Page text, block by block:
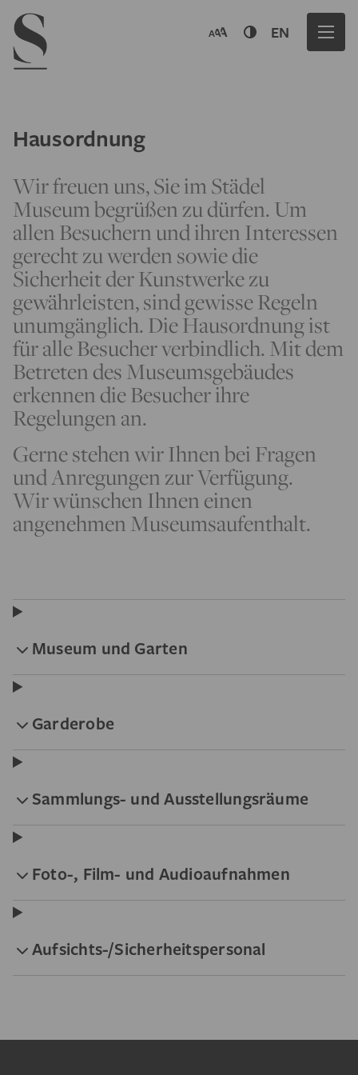
Navigation menu
EN
Hausordnung
Wir freuen uns, Sie im Städel
Museum begrüßen zu dürfen. Um
allen Besuchern und ihren Interessen
gerecht zu werden sowie die
Sicherheit der Kunstwerke zu
gewährleisten, sind gewisse Regeln
unumgänglich. Die Hausordnung ist
für alle Besucher verbindlich. Mit dem
Betreten des Museumsgebäudes
erkennen die Besucher ihre
Regelungen an.
Gerne stehen wir Ihnen bei Fragen
und Anregungen zur Verfügung.
Wir wünschen Ihnen einen
angenehmen Museumsaufenthalt.
Museum und Garten
Garderobe
Sammlungs- und Ausstellungsräume
Foto-, Film- und Audioaufnahmen
Aufsichts-/Sicherheitspersonal